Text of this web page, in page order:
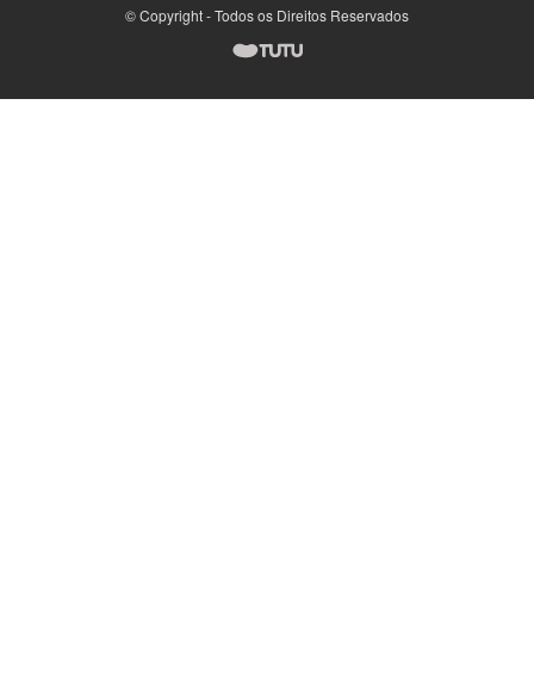
© Copyright - Todos os Direitos Reservados